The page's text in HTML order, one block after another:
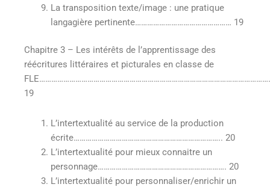
La transposition texte/image : une pratique
langagière pertinente………………………………………… 19
Chapitre 3 – Les intérêts de l’apprentissage des
réécritures littéraires et picturales en classe de
19
L’intertextualité au service de la production
écrite……………………………………………………………….. 20
L’intertextualité pour mieux connaitre un
personnage………………………………………………………. 20
L’intertextualité pour personnaliser/enrichir un